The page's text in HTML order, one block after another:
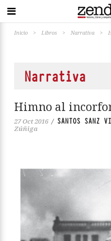
Inicio > Libros > Narrativa >
Narrativa
Himno al
27 Oct 2016 / SANTOS SANZ
Zúñiga